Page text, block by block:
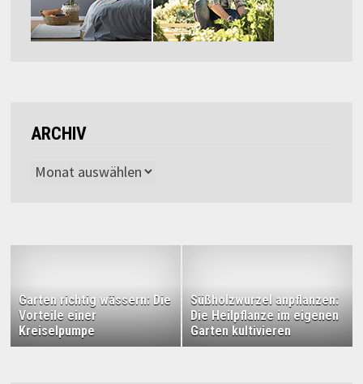
ARCHIV
Archiv
Garten richtig wässern: Die
Vorteile einer
Kreiselpumpe
Süßholzwurzel anpflanzen:
Die Heilpflanze im eigenen
Garten kultivieren